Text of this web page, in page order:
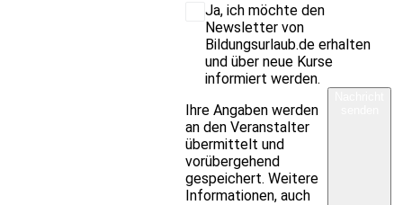
Ja, ich möchte den
Newsletter von
Bildungsurlaub.de erhalten
und über neue Kurse
informiert werden.
Ihre Angaben werden
an den Veranstalter
übermittelt und
vorübergehend
gespeichert. Weitere
Informationen, auch